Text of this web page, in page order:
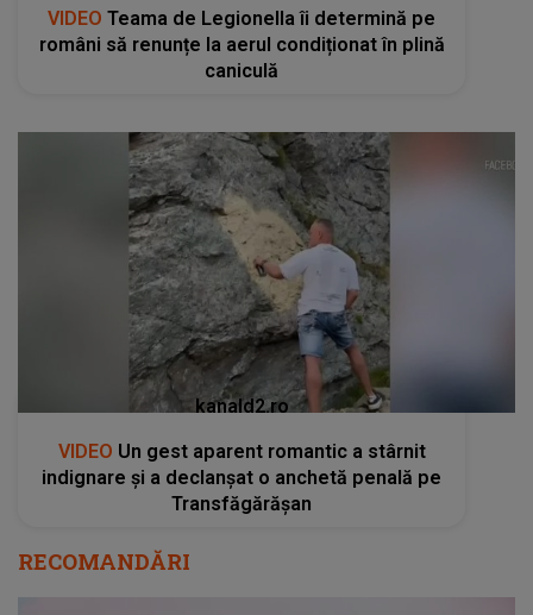
VIDEO Teama de Legionella îi determină pe
români să renunțe la aerul condiționat în plină
caniculă
kanald2.ro
VIDEO Un gest aparent romantic a stârnit
indignare și a declanșat o anchetă penală pe
Transfăgărășan
RECOMANDĂRI